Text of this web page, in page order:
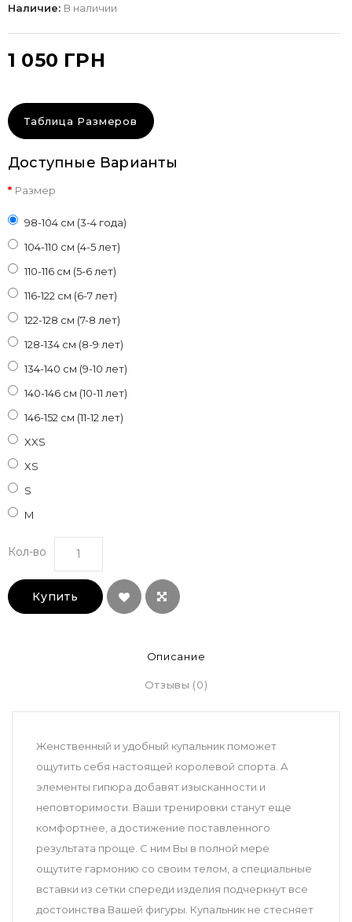
Наличие: В наличии
1 050 ГРН
Таблица Размеров
Доступные Варианты
Размер
98-104 см (3-4 года)
104-110 см (4-5 лет)
110-116 см (5-6 лет)
116-122 см (6-7 лет)
122-128 см (7-8 лет)
128-134 см (8-9 лет)
134-140 см (9-10 лет)
140-146 см (10-11 лет)
146-152 см (11-12 лет)
XXS
XS
S
M
Кол-во
Купить
Описание
Отзывы (0)
Женственный и удобный купальник поможет
ощутить себя настоящей королевой спорта. А
элементы гипюра добавят изысканности и
неповторимости. Ваши тренировки станут ещё
комфортнее, а достижение поставленного
результата проще. С ним Вы в полной мере
ощутите гармонию со своим телом, а специальные
вставки из сетки спереди изделия подчеркнут все
достоинства Вашей фигуры. Купальник не стесняет